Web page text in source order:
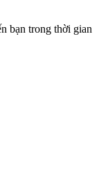
bạn trong thời gian